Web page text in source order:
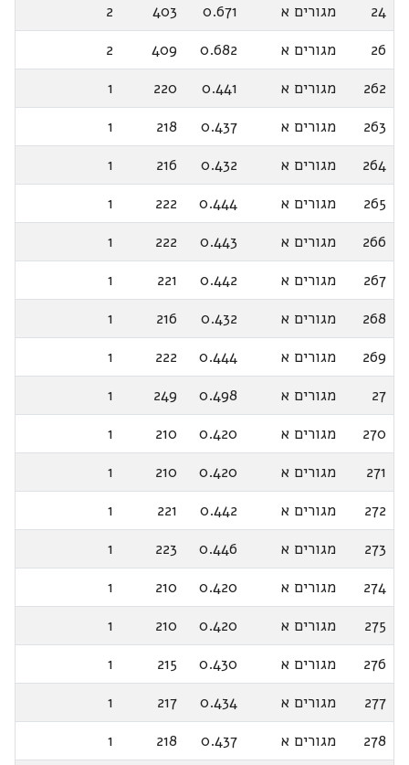
24
מגורים א 0.671
403
2
26
מגורים א 0.682
409
2
262
מגורים א 0.441
220
1
263
מגורים א 0.437
218
1
264
מגורים א 0.432
216
1
265
מגורים א 0.444
222
1
266
מגורים א 0.443
222
1
267
מגורים א 0.442
221
1
268
מגורים א 0.432
216
1
269
מגורים א 0.444
222
1
27
מגורים א 0.498
249
1
270
מגורים א 0.420
210
1
271
מגורים א 0.420
210
1
272
מגורים א 0.442
221
1
273
מגורים א 0.446
223
1
274
מגורים א 0.420
210
1
275
מגורים א 0.420
210
1
276
מגורים א 0.430
215
1
277
מגורים א 0.434
217
1
278
מגורים א 0.437
218
1